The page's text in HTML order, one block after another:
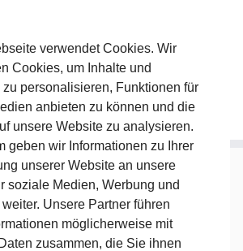
Pommelsbrunn
verwendet Cookies. Wir
Cookies, um Inhalte und
personalisieren, Funktionen für
anbieten zu können und die
unsere Website zu analysieren.
geben wir Informationen zu Ihrer
unserer Website an unsere
soziale Medien, Werbung und
Unsere Partner führen
möglicherweise mit
zusammen, die Sie ihnen